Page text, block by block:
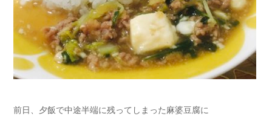
前日、夕飯で中途半端に残ってしまった麻婆豆腐に